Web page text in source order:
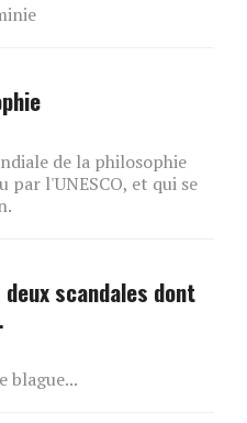
de la philosophie
par l'UNESCO, et qui se
scandales dont
blague...